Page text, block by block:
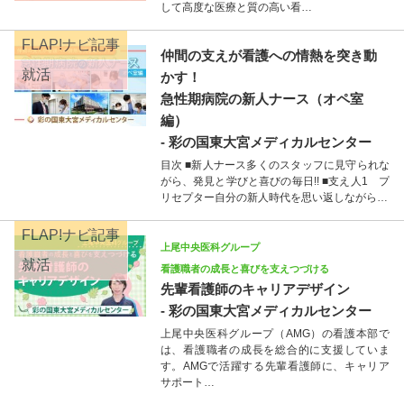
して高度な医療と質の高い看…
FLAP!ナビ記事
就活
仲間の支えが看護への情熱を突き動
かす！
急性期病院の新人ナース（オペ室
編）
- 彩の国東大宮メディカルセンター
目次 ■新人ナース多くのスタッフに見守られな
がら、発見と学びと喜びの毎日!! ■支え人1 プ
リセプター自分の新人時代を思い返しながら…
FLAP!ナビ記事
就活
上尾中央医科グループ
看護職者の成長と喜びを支えつづける
先輩看護師のキャリアデザイン
- 彩の国東大宮メディカルセンター
上尾中央医科グループ（AMG）の看護本部で
は、看護職者の成長を総合的に支援していま
す。AMGで活躍する先輩看護師に、キャリア
サポート…